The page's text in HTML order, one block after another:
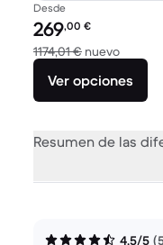
Desde
Precio reacondicionado:
269,00 €
1174,01 € nuevoEl
Ver opciones
Resumen de las
4,5/5